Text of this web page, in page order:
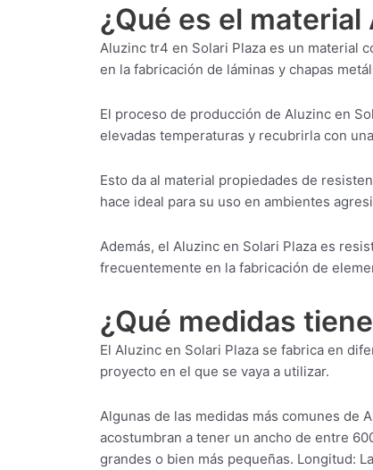
¿Qué es el
Aluzinc tr4 en Solari Plaza es un material
en la fabricación de láminas y chapas
El proceso de producción de Aluzinc en
elevadas temperaturas y recubrirla con
Esto da al material propiedades de
hace ideal para su uso en ambientes
Además, el Aluzinc en Solari Plaza es
frecuentemente en la fabricación de
¿Qué medidas
El Aluzinc en Solari Plaza se fabrica en
proyecto en el que se vaya a utilizar.
Algunas de las medidas más comunes de
acostumbran a tener un ancho de entre
grandes o bien más pequeñas. Longitud: